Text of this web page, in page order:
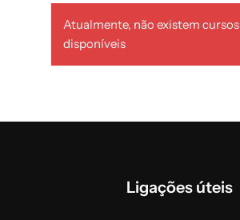
Atualmente, não existem cursos
disponíveis
Ligações úteis